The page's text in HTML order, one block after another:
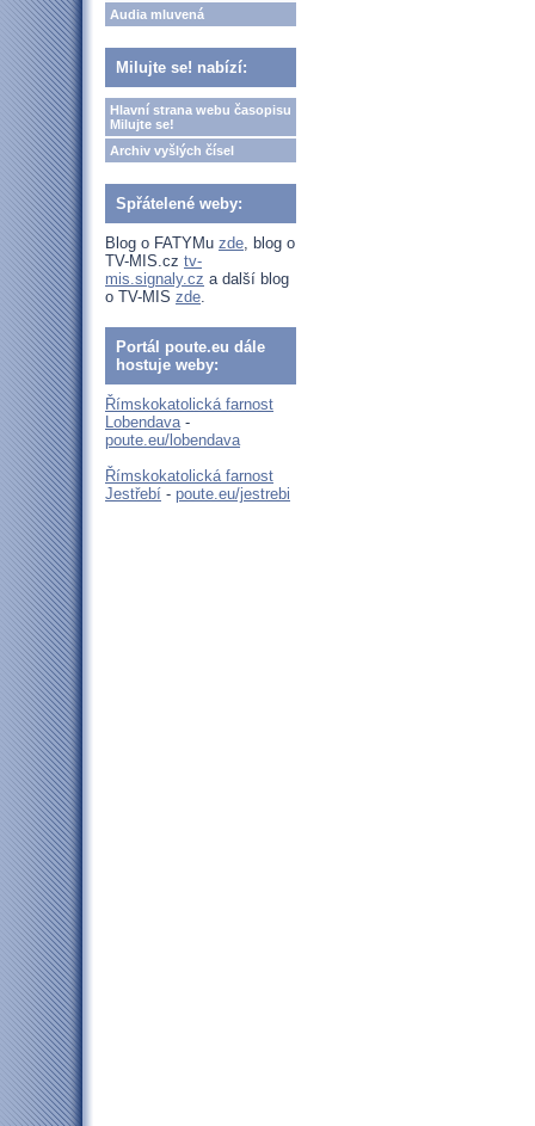
Audia mluvená
Milujte se! nabízí:
Hlavní strana webu časopisu
Milujte se!
Archiv vyšlých čísel
Spřátelené weby:
Blog o FATYMu zde, blog o
TV-MIS.cz tv-
mis.signaly.cz a další blog
o TV-MIS zde.
Portál poute.eu dále
hostuje weby:
Římskokatolická farnost
Lobendava-
poute.eu/lobendava
Římskokatolická farnost
Jestřebí - poute.eu/jestrebi